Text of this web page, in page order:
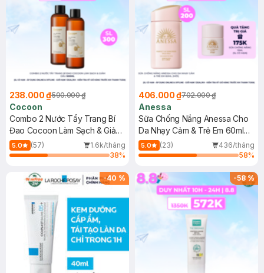
238.000 ₫590.000 ₫
Cocoon
Combo 2 Nước Tẩy Trang Bí
Đao Cocoon Làm Sạch & Giảm
Dầu 500ml
5.0 (57)
1.6k/tháng
38%
406.000 ₫702.000 ₫
Anessa
Sữa Chống Nắng Anessa Cho
Da Nhạy Cảm & Trẻ Em 60ml
(Mới)
5.0 (23)
436/tháng
58%
-40 % -58%